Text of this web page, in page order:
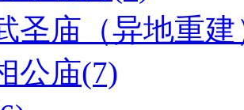
圣庙（异地重建
公庙(7)